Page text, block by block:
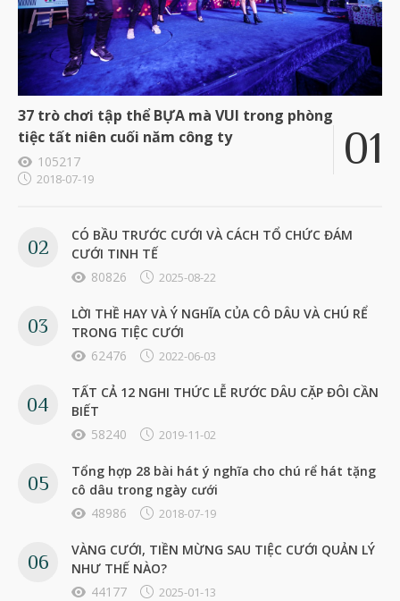
37 trò chơi tập thể BỰA mà VUI trong phòng
tiệc tất niên cuối năm công ty
105217
2018-07-19
CÓ BẦU TRƯỚC CƯỚI VÀ CÁCH TỔ CHỨC ĐÁM
CƯỚI TINH TẾ
80826
2025-08-22
LỜI THỀ HAY VÀ Ý NGHĨA CỦA CÔ DÂU VÀ CHÚ RỂ
TRONG TIỆC CƯỚI
62476
2022-06-03
TẤT CẢ 12 NGHI THỨC LỄ RƯỚC DÂU CẶP ĐÔI CẦN
BIẾT
58240
2019-11-02
Tổng hợp 28 bài hát ý nghĩa cho chú rể hát tặng
cô dâu trong ngày cưới
48986
2018-07-19
VÀNG CƯỚI, TIỀN MỪNG SAU TIỆC CƯỚI QUẢN LÝ
NHƯ THẾ NÀO?
44177
2025-01-13